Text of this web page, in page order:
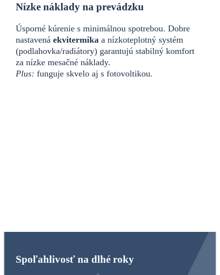
Nízke náklady na prevádzku
Úsporné kúrenie s minimálnou spotrebou. Dobre
nastavená ekvitermika a nízkoteplotný systém
(podlahovka/radiátory) garantujú stabilný komfort
za nízke mesačné náklady.
Plus: funguje skvelo aj s fotovoltikou.
Spoľahlivosť na dlhé roky